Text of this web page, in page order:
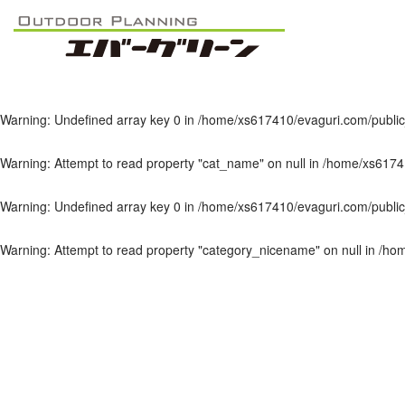
Warning: Undefined array key 0 in/home/xs617410/evaguri.com/
Warning: Undefined array key 0 in /home/xs617410/evaguri.com/
Warning: Attempt to read property "cat_name" on null in /home/
Warning: Undefined array key 0 in /home/xs617410/evaguri.com/
Warning: Attempt to read property "category_nicename" on null in /